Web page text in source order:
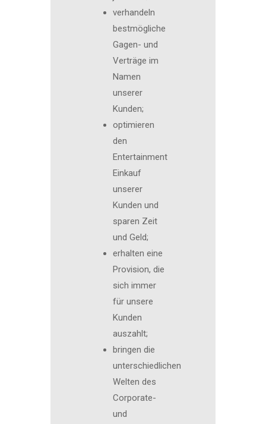
verhandeln
bestmögliche
Gagen- und
Verträge im
Namen
unserer
Kunden;
optimieren
den
Entertainment
Einkauf
unserer
Kunden und
sparen Zeit
und Geld;
erhalten eine
Provision, die
sich immer
für unsere
Kunden
auszahlt;
bringen die
unterschiedlichen
Welten des
Corporate-
und